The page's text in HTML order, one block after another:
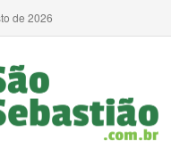
de 2026